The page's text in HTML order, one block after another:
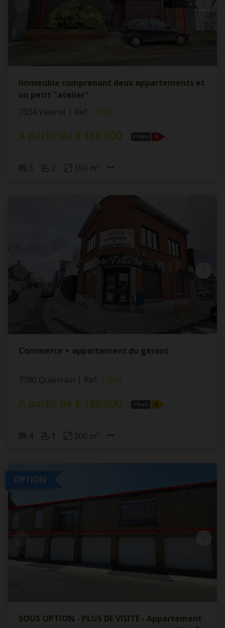
Immeuble comprenant deux appartements et
un petit "atelier"
7334 Villerot | Ref: 12168
À partir de € 180.000
3 2 150 m²
Commerce + appartement du gérant
7380 Quiévrain | Ref: 12869
À partir de € 180.000
4 1 206 m²
OPTION
SOUS OPTION - PLUS DE VISITE - Appartement